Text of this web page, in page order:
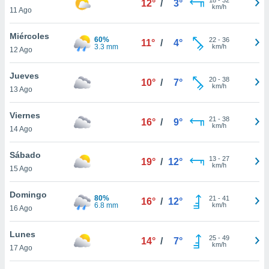
más
nuestra
y
de
disponible
cookies
aceptar
11 Ago
12° / 3°
km/h
Miércoles
12 Ago
60%
3.3 mm
11° / 4° 22- 36
km/h
Jueves
13 Ago
10° / 7° 20- 38
km/h
Viernes
14 Ago
16° / 9° 21 - 38
km/h
Sábado
15 Ago
19° / 12° 13- 27
km/h
Domingo
16 Ago
80%
6.8 mm
16° / 12° 21 - 41
km/h
Lunes
17 Ago
14° / 7° 25- 49
km/h